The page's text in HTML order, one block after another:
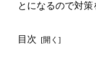
とになるので対策
目次